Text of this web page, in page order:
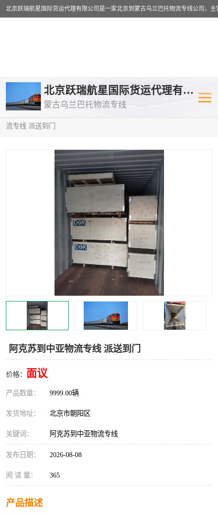
北京跃瑞航星国际货运代理有限公司
蒙古乌兰巴托物流专线
流专线 派送到门
阿克苏到中亚物流专线 派送到门
价格： 面议
产品数量： 9999.00辆
发货地址： 北京市朝阳区
关键词： 阿克苏到中亚物流专线
发布日期： 2026-08-08
阅 读 量： 365
产品描述
乌兰巴托物流专线 乌兰巴托铁
乌兰巴托公路运输
中欧班列
蒙古乌兰巴托双清包税
蒙古乌兰巴托空运专线
蒙古乌兰巴托汽运专线